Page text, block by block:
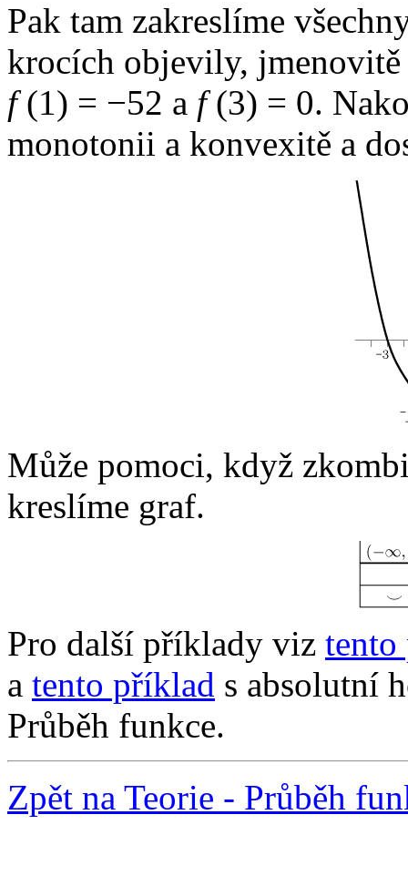
Pak tam zakreslíme
krocích objevily,
f(1) = −52 a f(3) = 0.
monotonii a konvexitě a
Může pomoci, když
kreslíme graf.
Pro další příklady viz
a tento příklad s absolutní
Průběh funkce.
Zpět na Teorie - Průběh